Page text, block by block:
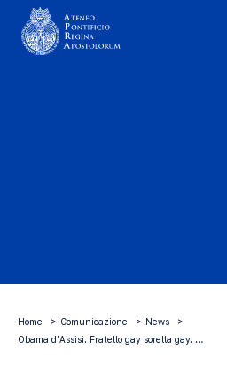
Home Comunicazione
News
Obama d’Assisi. Fratello gay sorella gay. …